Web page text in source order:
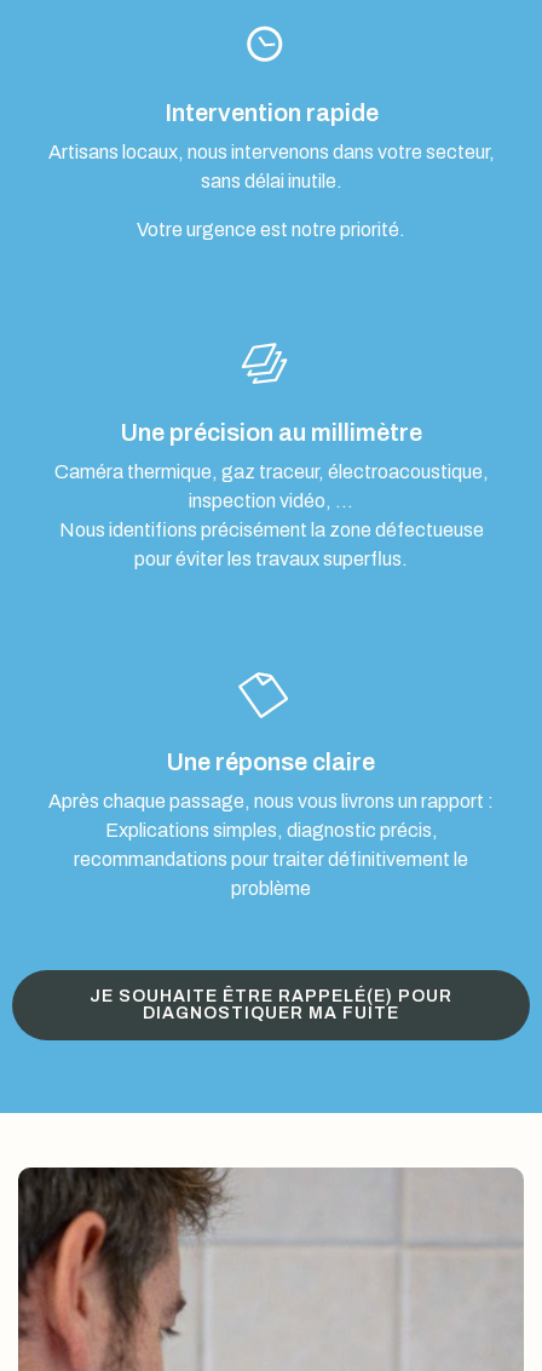
Intervention rapide
Artisans locaux, nous intervenons dans votre secteur,
sans délai inutile.
Votre urgence est notre priorité.
Une précision au millimètre
Caméra thermique, gaz traceur, électroacoustique,
inspection vidéo, …
Nous identifions précisément la zone défectueuse
pour éviter les travaux superflus.
Une réponse claire
Après chaque passage, nous vous livrons un rapport :
Explications simples, diagnostic précis,
recommandations pour traiter définitivement le
problème
JE SOUHAITE ÊTRE RAPPELÉ(E) POUR
DIAGNOSTIQUER MA FUITE